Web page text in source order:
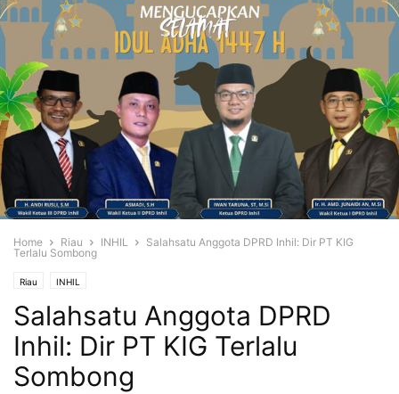
Home Riau INHIL
Salahsatu Anggota DPRD Inhil: Dir PT KIG
Terlalu Sombong
Riau INHIL
Salahsatu Anggota DPRD
Inhil: Dir PT KIG Terlalu
Sombong